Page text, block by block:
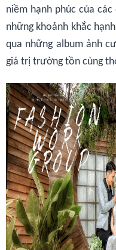
niềm hạnh phúc của
những khoảnh khắc
qua những album ảnh
giá trị trường tồn cùng